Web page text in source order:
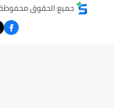
جميع الحقوق محفوظة ©